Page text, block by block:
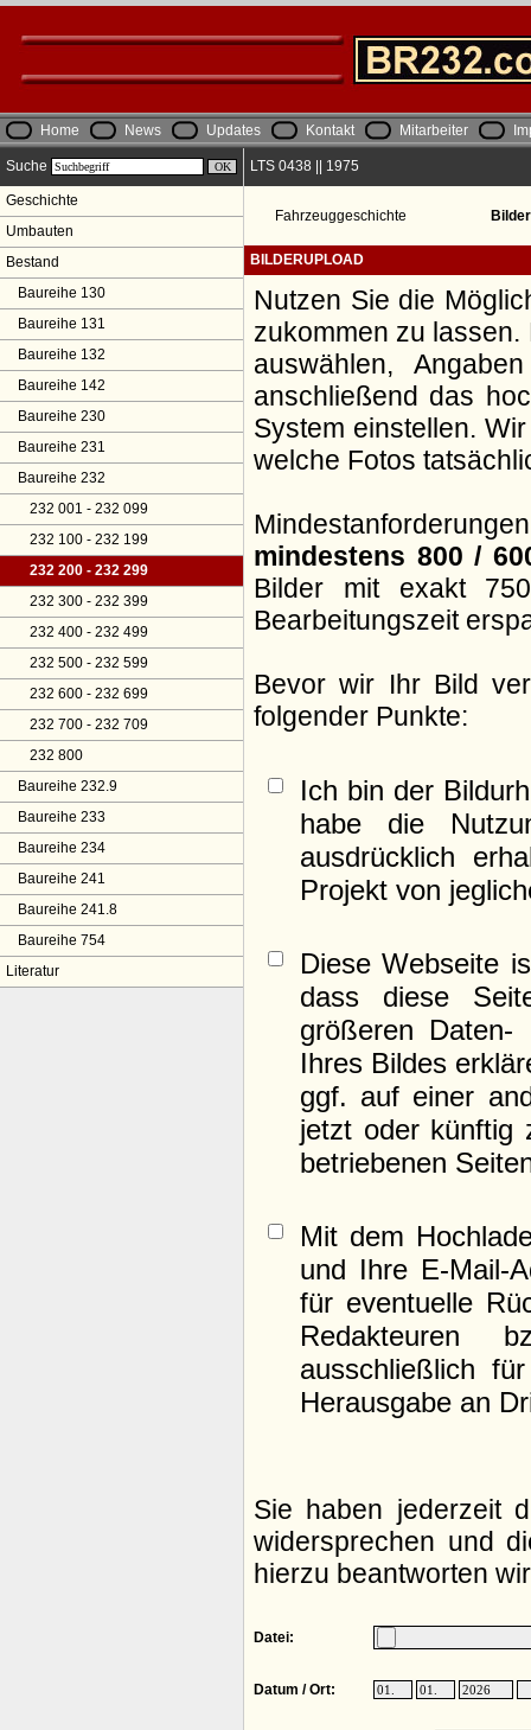
Home News Updates Kontakt Mitarbeiter
Suche
Geschichte
Umbauten
Bestand
Baureihe 130
Baureihe 131
Baureihe 132
Baureihe 142
Baureihe 230
Baureihe 231
Baureihe 232
232 001 - 232 099
232 100 - 232 199
232 200 - 232 299
232 300 - 232 399
232 400 - 232 499
232 500 - 232 599
232 600 - 232 699
232 700 - 232 709
232 800
Baureihe 232.9
Baureihe 233
Baureihe 234
Baureihe 241
Baureihe 241.8
Baureihe 754
Literatur
LTS 0438 || 1975
Fahrzeuggeschichte
BILDERUPLOAD
Nutzen Sie die
zukommen zu
auswählen,
anschließend das
System einstellen.
welche Fotos
mindestens 800 /
Bilder mit exakt
Bearbeitungszeit
Bevor wir Ihr Bild
folgender Punkte:
Ich bin der
habe die
ausdrücklich
Projekt von
Diese Webseite
dass diese
größeren Daten-
Ihres Bildes
ggf. auf einer
jetzt oder künftig
betriebenen
Mit dem
und Ihre E-Mail-
für eventuelle
Redakteuren
ausschließlich
Herausgabe an
Sie haben jederzeit
widersprechen und
hierzu beantworten
Datei:
Datum / Ort: